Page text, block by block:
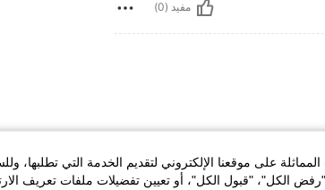
مفيد (0)
على موقعنا الإلكتروني لتقديم الخدمة التي تطلبها،
الكل"، "قبول الكل"، أو تعيين تفضيلات ملفات تعريف